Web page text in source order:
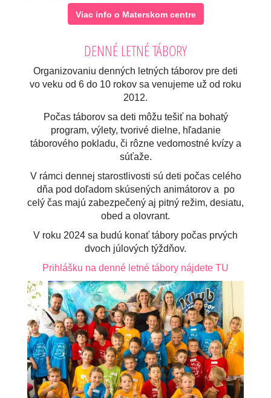
Viac info o Materskom centre
DENNÉ LETNÉ TÁBORY
Organizovaniu denných letných táborov pre deti
vo veku od 6 do 10 rokov sa venujeme už od roku
2012.
Počas táborov sa deti môžu tešiť na bohatý
program, výlety, tvorivé dielne, hľadanie
táborového pokladu, či rôzne vedomostné kvízy a
súťaže.
V rámci dennej starostlivosti sú deti počas celého
dňa pod doľadom skúsených animátorov a po
celý čas majú zabezpečený aj pitný režim, desiatu,
obed a olovrant.
V roku 2024 sa budú konať tábory počas prvých
dvoch júlových týždňov.
Prihlášku na denné letné tábory nájdete TU